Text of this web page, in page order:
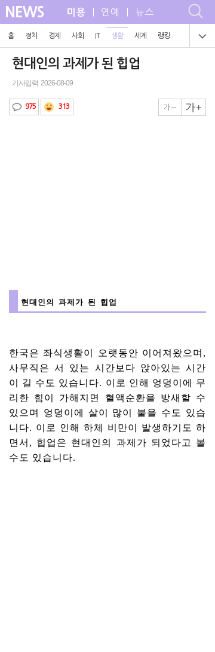
NEWS 미용 | 연예 | 뉴스
홈 정치 경제 사회 IT 생활 세계 랭킹
현대인의 과제가 된 힙업
기사입력 2026-08-09
975 313
현대인의 과제가 된 힙업
한국은 좌식생활이 오랫동안 이어져왔으며,
사무직은 서 있는 시간보다 앉아있는 시간
이 길 수도 있습니다. 이로 인해 엉덩이에 무
리한 힘이 가해지면 혈액순환을 방새할 수
있으며 엉덩이에 살이 많이 붙을 수도 있습
니다. 이로 인해 하체 비만이 발생하기도 하
면서, 힙업은 현대인의 과제가 되었다고 볼
수도 있습니다.